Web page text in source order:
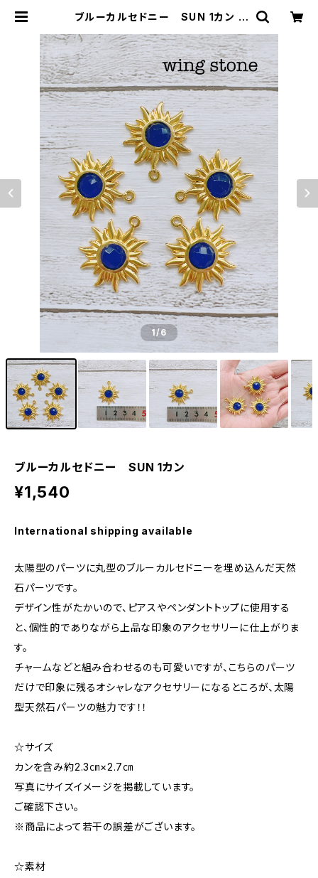
ブルーカルセドニー SUN 1カン |
1/6
ブルーカルセドニー SUN 1カン
¥1,540
International shipping available
太陽型のパーツに丸型のブルーカルセドニーを埋め込んだ天然
石パーツです。
デザイン性がたかいので、ピアスやペンダントトップに使用する
と、個性的でありながら上品な印象のアクセサリーに仕上がりま
す。
チャームなどと組み合わせるのも可愛いですが、こちらのパーツ
だけで印象に残るオシャレなアクセサリーになるところが、太陽
型天然石パーツの魅力です！！
☆サイズ
カンを含み約2.3㎝×2.7㎝
写真にサイズイメージを掲載しています。
ご確認下さい。
※商品によって若干の誤差がございます。
☆素材